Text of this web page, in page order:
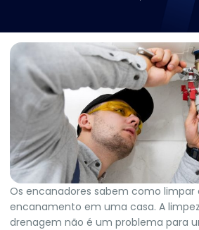
Os encanadores sabem como
encanamento em uma casa. A
drenagem não é um problema para